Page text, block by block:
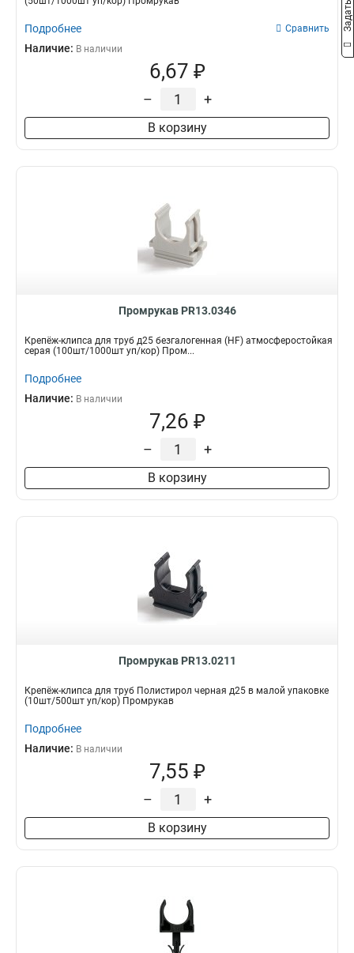
Подробнее Сравнить
Наличие: В наличии
6,67 ₽
– +
В корзину
Промрукав PR13.0346
Крепёж-клипса для труб д25 безгалогенная (HF) атмосферостойкая
серая (100шт/1000шт уп/кор) Пром...
Подробнее
Наличие: В наличии
7,26 ₽
– +
В корзину
Промрукав PR13.0211
Крепёж-клипса для труб Полистирол черная д25 в малой упаковке
(10шт/500шт уп/кор) Промрукав
Подробнее
Наличие: В наличии
7,55 ₽
– +
В корзину